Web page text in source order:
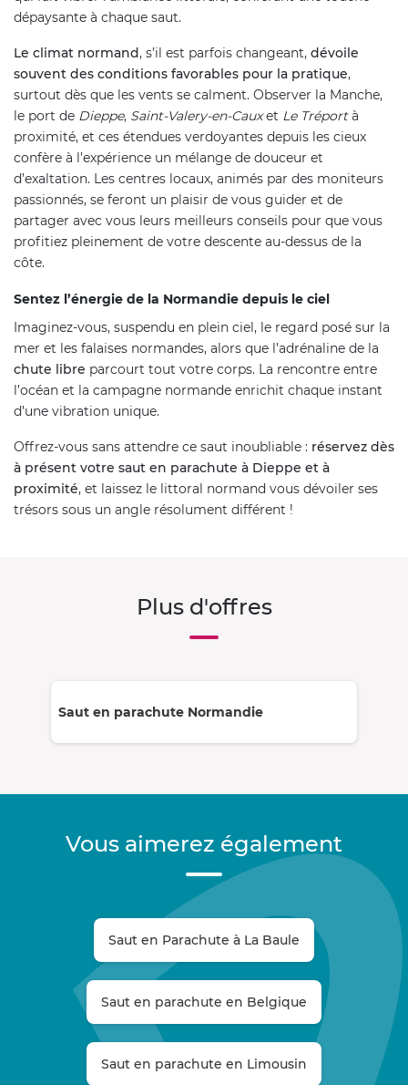
dépaysante à chaque saut.
Le climat normand, s’il est parfois changeant, dévoile
souvent des conditions favorables pour la pratique,
surtout dès que les vents se calment. Observer la Manche,
le port de Dieppe, Saint-Valery-en-Cauxet Le Tréportà
proximité, et ces étendues verdoyantes depuis les cieux
confère à l’expérience un mélange de douceur et
d’exaltation. Les centres locaux, animés par des moniteurs
passionnés, se feront un plaisir de vous guider et de
partager avec vous leurs meilleurs conseils pour que vous
profitiez pleinement de votre descente au-dessus de la
côte.
Sentez l’énergie de la Normandie depuis le ciel
Imaginez-vous, suspendu en plein ciel, le regard posé sur la
mer et les falaises normandes, alors que l’adrénaline de la
chute libre parcourt tout votre corps. La rencontre entre
l’océan et la campagne normande enrichit chaque instant
d’une vibration unique.
Offrez-vous sans attendre ce saut inoubliable : réservez dès
à présent votre saut en parachute à Dieppe et à
proximité, et laissez le littoral normand vous dévoiler ses
trésors sous un angle résolument différent !
Plus d'offres
Saut en parachute Normandie
Vous aimerez également
Saut en Parachute à La Baule
Saut en parachute en Belgique
Saut en parachute en Limousin